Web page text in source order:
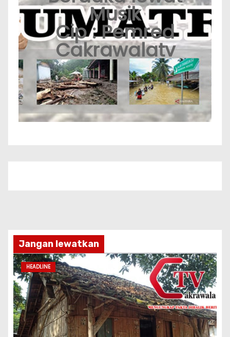
Musik
Cip : Pemred
Cakrawalatv
Jangan lewatkan
HEADLINE